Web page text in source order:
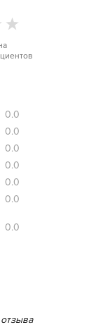
0.0
0.0
0.0
0.0
0.0
0.0
0.0